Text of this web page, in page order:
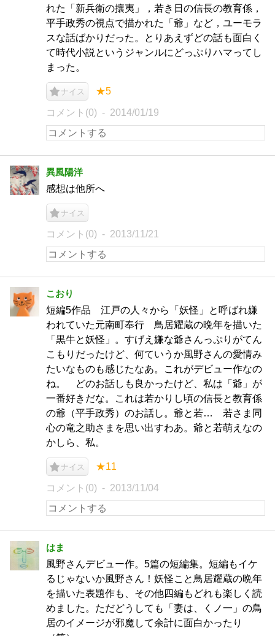
れた「新兵衛の攘夷」，若き日の信長の教育係，
平手政秀の視点で描かれた「爺」など，ユーモラ
スな話ばかりだった。とりあえずどの話も面白く
て時代小説というジャンルにどっぷりハマってし
まった。
ナイス ★5
コメント(0) 2014/01/19
異風陽洋
感想は他所へ
ナイス
コメント(0) 2013/11/21
こおり
短編5作品 江戸の人々から「妖怪」と呼ばれ嫌
われていた元南町奉行 鳥居耀蔵の晩年を描いた
「黒牛と妖怪」。すげえ嫌な爺さんっぷりがてん
こもりだったけど、何ていうか風野さんの愛情み
たいなものも感じたなあ。これがデビュー作なの
ね。 どのお話しも良かったけど、私は「爺」が
一番好きだな。これは若かりし頃の信長と教育係
の爺（平手政秀）のお話し。爺と若… 若さま同
心の竜之助さまを思い出すわあ。爺と若萌えなの
かしら、私。
ナイス ★11
コメント(0) 2013/11/04
はま
風野さんデビュー作。5篇の短編集。短編もイケ
るじゃないか風野さん！妖怪こと鳥居耀蔵の晩年
を描いた表題作も、その他四編もどれも楽しく読
めました。ただどうしても「妻は、くノ一」の鳥
居のイメージが邪魔して余計に面白かったり